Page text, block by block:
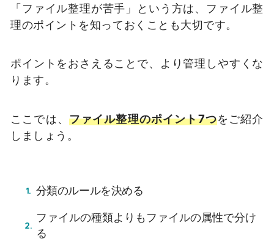
「ファイル整理が苦手」という方は、ファイル整
理のポイントを知っておくことも大切です。
ポイントをおさえることで、より管理しやすくな
ります。
ここでは、 ファイル整理のポイント7つをご紹介
しましょう。
分類のルールを決める
ファイルの種類よりもファイルの属性で分け
る